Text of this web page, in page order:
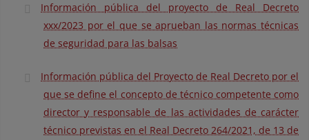
Información pública del proyecto de Real Decreto
xxx/2023 por el que se aprueban las normas técnicas
de seguridad para las balsas
Información pública del Proyecto de Real Decreto por el
que se define el concepto de técnico competente como
director y responsable de las actividades de carácter
técnico previstas en el Real Decreto 264/2021, de 13 de